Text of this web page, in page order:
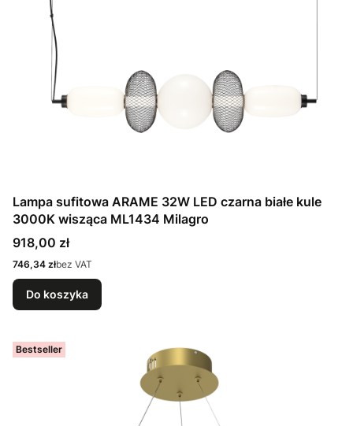
Lampa sufitowa ARAME 32W LED czarna białe kule
3000K wisząca ML1434 Milagro
Cena
918,00 zł
Cena
746,34 złbez VAT
Do koszyka
Bestseller